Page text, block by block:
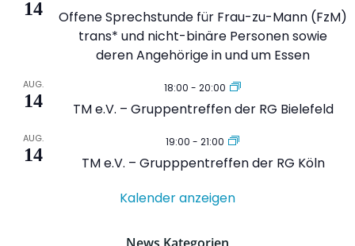
14
Offene Sprechstunde für Frau-zu-Mann (FzM)
trans* und nicht-binäre Personen sowie
deren Angehörige in und um Essen
AUG.
14
18:00 - 20:00
TM e.V. – Gruppentreffen der RG Bielefeld
AUG.
14
19:00 - 21:00
TM e.V. – Grupppentreffen der RG Köln
Kalender anzeigen